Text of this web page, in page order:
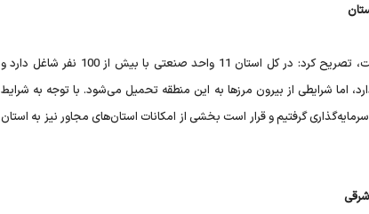
وی با بیان اینکه منطقه سیستان و بلوچستان با عقب‌ماندگی تاریخی روبروست، تصریح کرد: در کل استان 11 واحد صنعتی با بیش از 100 نفر شاغل دارد و
دارد، اما شرایطی از بیرون مرزها به این منطقه تحمیل می‌شود. با توجه به شرایط
گرفتیم و قرار است بخشی از امکانات استان‌های مجاور نیز به استان